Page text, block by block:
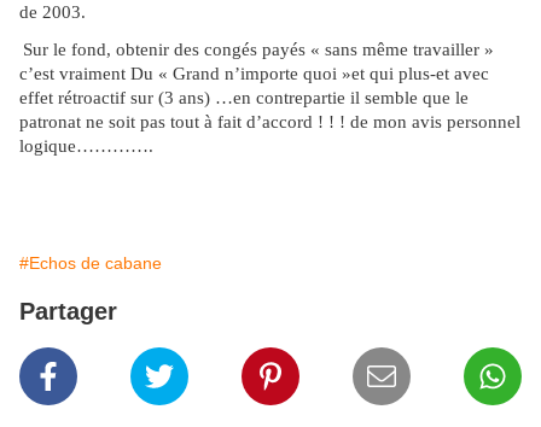
de 2003.
Sur le fond, obtenir des congés payés « sans même travailler »
c’est vraiment Du « Grand n’importe quoi »et qui plus-et avec
effet rétroactif sur (3 ans) …en contrepartie il semble que le
patronat ne soit pas tout à fait d’accord ! ! ! de mon avis personnel
logique………….
#Echos de cabane
Partager